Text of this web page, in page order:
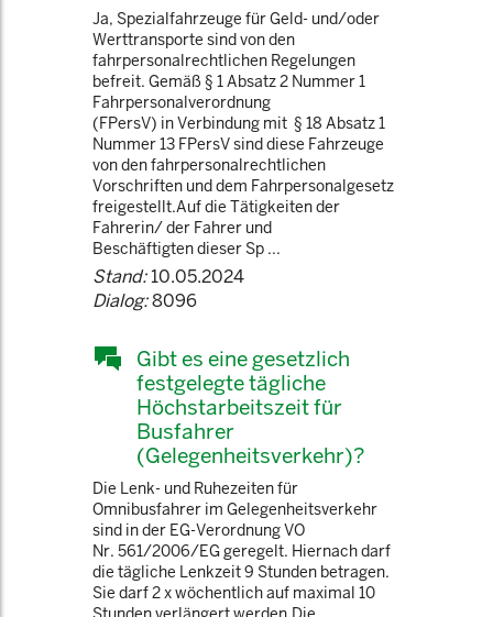
Ja, Spezialfahrzeuge für Geld- und/oder
Werttransporte sind von den
fahrpersonalrechtlichen Regelungen
befreit. Gemäß § 1 Absatz 2 Nummer 1
Fahrpersonalverordnung
(FPersV) in Verbindung mit § 18 Absatz 1
Nummer 13 FPersV sind diese Fahrzeuge
von den fahrpersonalrechtlichen
Vorschriften und dem Fahrpersonalgesetz
freigestellt.Auf die Tätigkeiten der
Fahrerin/ der Fahrer und
Beschäftigten dieser Sp ...
Stand:10.05.2024
Dialog:8096
Gibt es eine gesetzlich
festgelegte tägliche
Höchstarbeitszeit für
Busfahrer
(Gelegenheitsverkehr)?
Die Lenk- und Ruhezeiten für
Omnibusfahrer im Gelegenheitsverkehr
sind in der EG-Verordnung VO
Nr. 561/2006/EG geregelt. Hiernach darf
die tägliche Lenkzeit 9 Stunden betragen.
Sie darf 2 x wöchentlich auf maximal 10